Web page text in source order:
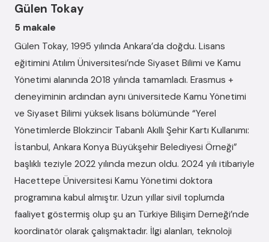
Gülen Tokay
5 makale
Gülen Tokay, 1995 yılında Ankara’da doğdu. Lisans
eğitimini Atılım Üniversitesi’nde Siyaset Bilimi ve Kamu
Yönetimi alanında 2018 yılında tamamladı. Erasmus +
deneyiminin ardından aynı üniversitede Kamu Yönetimi
ve Siyaset Bilimi yüksek lisans bölümünde “Yerel
Yönetimlerde Blokzincir Tabanlı Akıllı Şehir Kartı Kullanımı:
İstanbul, Ankara Konya Büyükşehir Belediyesi Örneği”
başlıklı teziyle 2022 yılında mezun oldu. 2024 yılı itibariyle
Hacettepe Üniversitesi Kamu Yönetimi doktora
programına kabul almıştır. Uzun yıllar sivil toplumda
faaliyet göstermiş olup şu an Türkiye Bilişim Derneği’nde
koordinatör olarak çalışmaktadır. İlgi alanları, teknoloji